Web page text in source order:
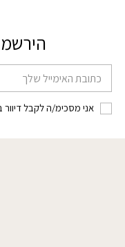
דוא׳׳ל
אני מסכימ/ה לקבל דיוור